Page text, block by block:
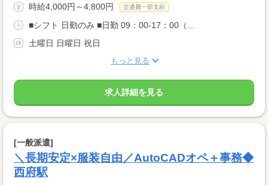
時給4,000円～4,800円 交通費一部支給
■シフト 日勤のみ ■日勤 09：00-17：00（...
土曜日 日曜日 祝日
もっと見る
求人詳細を見る
[一般派遣]
＼長期安定×服装自由／AutoCADオペ＋事務◆
西府駅